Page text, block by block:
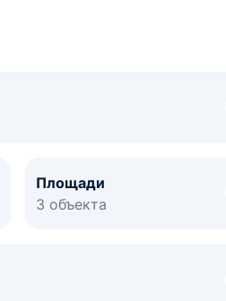
Площади
3 объекта